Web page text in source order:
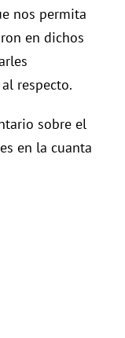
nos permita
en dichos
respecto.
sobre el
en la cuanta